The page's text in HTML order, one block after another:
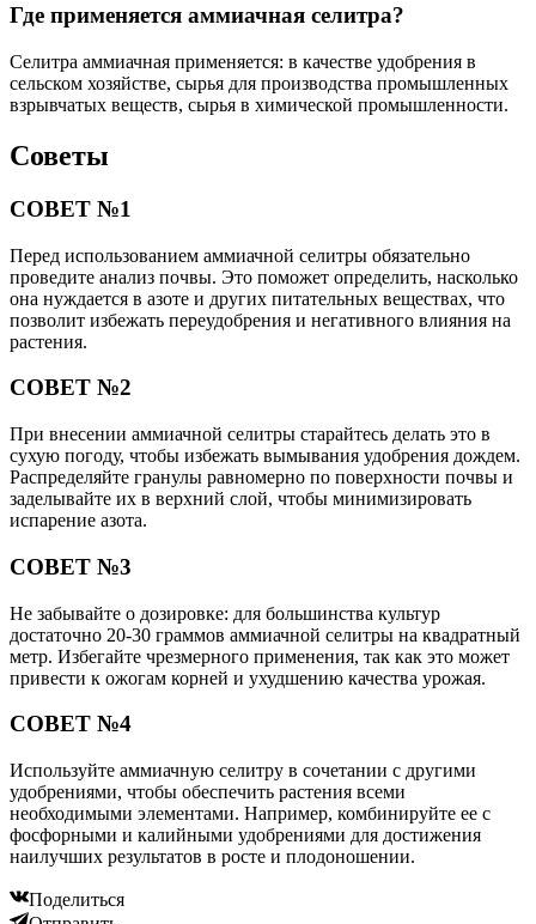
Где применяется аммиачная селитра?
Селитра аммиачная применяется: в качестве удобрения в
сельском хозяйстве, сырья для производства промышленных
взрывчатых веществ, сырья в химической промышленности.
Советы
СОВЕТ №1
Перед использованием аммиачной селитры обязательно
проведите анализ почвы. Это поможет определить, насколько
она нуждается в азоте и других питательных веществах, что
позволит избежать переудобрения и негативного влияния на
растения.
СОВЕТ №2
При внесении аммиачной селитры старайтесь делать это в
сухую погоду, чтобы избежать вымывания удобрения дождем.
Распределяйте гранулы равномерно по поверхности почвы и
заделывайте их в верхний слой, чтобы минимизировать
испарение азота.
СОВЕТ №3
Не забывайте о дозировке: для большинства культур
достаточно 20-30 граммов аммиачной селитры на квадратный
метр. Избегайте чрезмерного применения, так как это может
привести к ожогам корней и ухудшению качества урожая.
СОВЕТ №4
Используйте аммиачную селитру в сочетании с другими
удобрениями, чтобы обеспечить растения всеми
необходимыми элементами. Например, комбинируйте ее с
фосфорными и калийными удобрениями для достижения
наилучших результатов в росте и плодоношении.
Поделиться